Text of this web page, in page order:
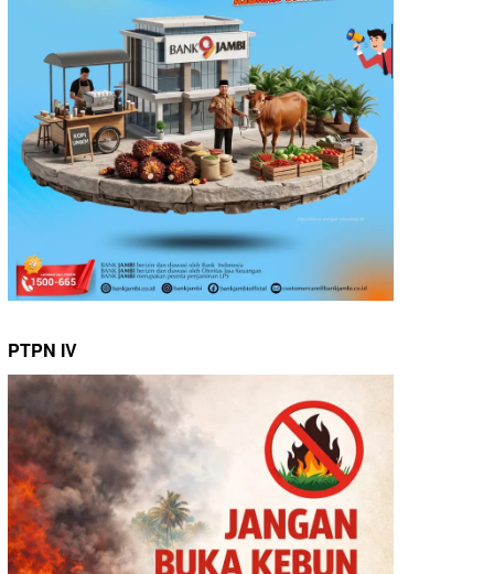
PTPN IV